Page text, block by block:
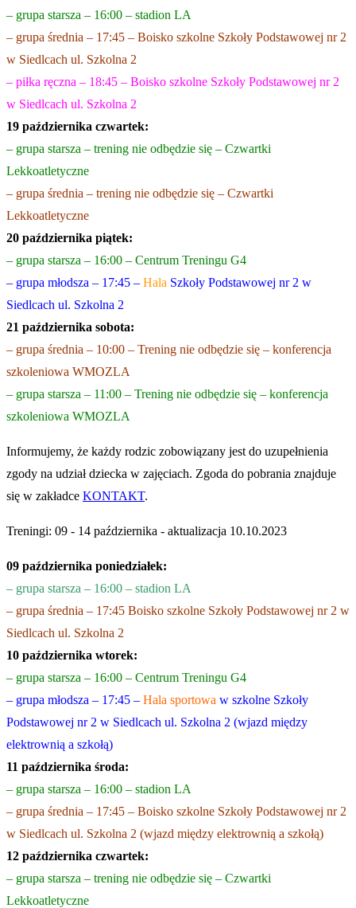
– grupa starsza – 16:00 – stadion LA
– grupa średnia – 17:45 – Boisko szkolne Szkoły Podstawowej nr 2
w Siedlcach ul. Szkolna 2
– piłka ręczna – 18:45 – Boisko szkolne Szkoły Podstawowej nr 2
w Siedlcach ul. Szkolna 2
19 października czwartek:
– grupa starsza – trening nie odbędzie się – Czwartki
Lekkoatletyczne
– grupa średnia – trening nie odbędzie się – Czwartki
Lekkoatletyczne
20 października piątek:
– grupa starsza – 16:00 – Centrum Treningu G4
– grupa młodsza – 17:45 – Hala Szkoły Podstawowej nr 2 w
Siedlcach ul. Szkolna 2
21 października sobota:
– grupa średnia – 10:00 – Trening nie odbędzie się – konferencja
szkoleniowa WMOZLA
– grupa starsza – 11:00 – Trening nie odbędzie się – konferencja
szkoleniowa WMOZLA
Informujemy, że każdy rodzic zobowiązany jest do uzupełnienia
zgody na udział dziecka w zajęciach. Zgoda do pobrania znajduje
się w zakładce KONTAKT.
Treningi: 09 - 14 października - aktualizacja 10.10.2023
09 października poniedziałek:
– grupa starsza – 16:00 – stadion LA
– grupa średnia – 17:45 Boisko szkolne Szkoły Podstawowej nr 2 w
Siedlcach ul. Szkolna 2
10 października wtorek:
– grupa starsza – 16:00 – Centrum Treningu G4
– grupa młodsza – 17:45 – Hala sportowa w szkolne Szkoły
Podstawowej nr 2 w Siedlcach ul. Szkolna 2 (wjazd między
elektrownią a szkołą)
11 października środa:
– grupa starsza – 16:00 – stadion LA
– grupa średnia – 17:45 – Boisko szkolne Szkoły Podstawowej nr 2
w Siedlcach ul. Szkolna 2 (wjazd między elektrownią a szkołą)
12 października czwartek:
– grupa starsza – trening nie odbędzie się – Czwartki
Lekkoatletyczne